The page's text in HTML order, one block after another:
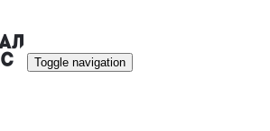
Toggle navigation